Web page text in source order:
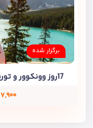
برگزار شده
17روز وونکوور و تورنتو؛طبیعت بکر و هیجان شهر
۷,۹۰۰